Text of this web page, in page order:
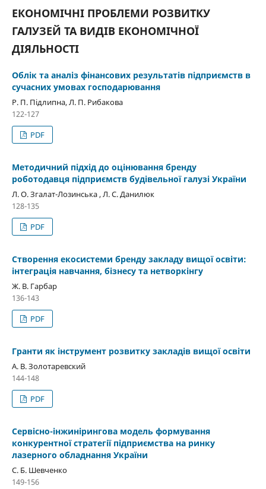
ЕКОНОМІЧНІ ПРОБЛЕМИ РОЗВИТКУ
ГАЛУЗЕЙ ТА ВИДІВ ЕКОНОМІЧНОЇ
ДІЯЛЬНОСТІ
Облік та аналіз фінансових результатів підприємств в
сучасних умовах господарювання
Р. П. Підлипна, Л. П. Рибакова
122-127
PDF
Методичний підхід до оцінювання бренду
роботодавця підприємств будівельної галузі України
Л. О. Згалат-Лозинська , Л. С. Данилюк
128-135
PDF
Створення екосистеми бренду закладу вищої освіти:
інтеграція навчання, бізнесу та нетворкінгу
Ж. В. Гарбар
136-143
PDF
Гранти як інструмент розвитку закладів вищої освіти
А. В. Золотаревский
144-148
PDF
Сервісно-інжинірингова модель формування
конкурентної стратегії підприємства на ринку
лазерного обладнання України
С. Б. Шевченко
149-156